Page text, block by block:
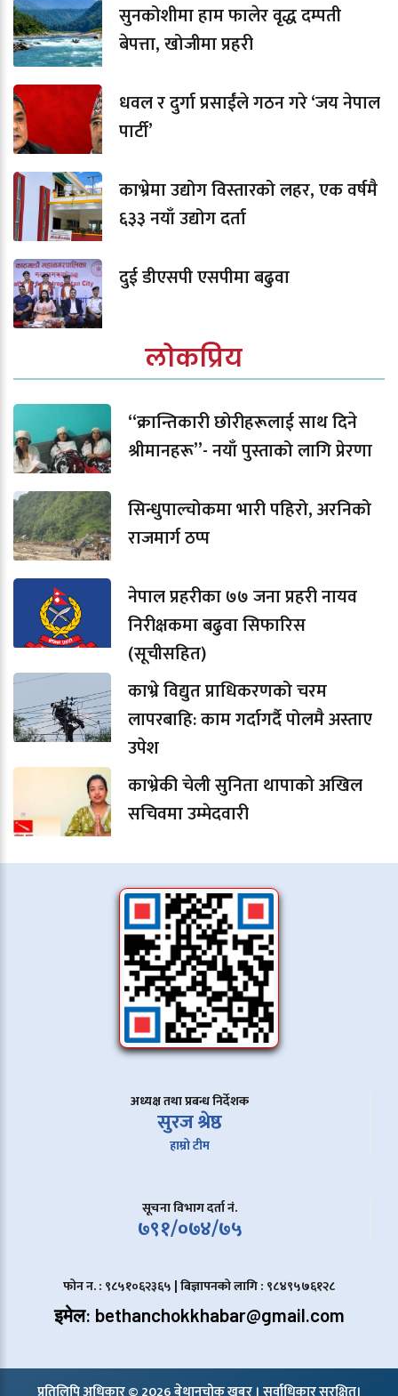
सुनकोशीमा हाम फालेर वृद्ध दम्पती
बेपत्ता, खोजीमा प्रहरी
धवल र दुर्गा प्रसाईंले गठन गरे ‘जय नेपाल
पार्टी’
काभ्रेमा उद्योग विस्तारको लहर, एक वर्षमै
६३३ नयाँ उद्योग दर्ता
दुई डीएसपी एसपीमा बढुवा
लोकप्रिय
“क्रान्तिकारी छोरीहरूलाई साथ दिने
श्रीमानहरू”- नयाँ पुस्ताको लागि प्रेरणा
सिन्धुपाल्चोकमा भारी पहिरो, अरनिको
राजमार्ग ठप्प
नेपाल प्रहरीका ७७ जना प्रहरी नायव
निरीक्षकमा बढुवा सिफारिस
(सूचीसहित)
काभ्रे विद्युत प्राधिकरणको चरम
लापरबाहि: काम गर्दागर्दै पोलमै अस्ताए
उपेश
काभ्रेकी चेली सुनिता थापाको अखिल
सचिवमा उम्मेदवारी
अध्यक्ष तथा प्रबन्ध निर्देशक
सुरज श्रेष्ठ
हाम्रो टीम
सूचना विभाग दर्ता नं.
७९१/०७४/७५
फोन न. : ९८५१०६२३६५ | बिज्ञापनको लागि : ९८४९५७६१२८
इमेल: bethanchokkhabar@gmail.com